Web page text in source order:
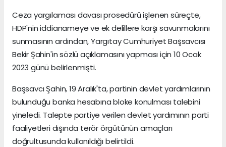
Ceza yargılaması davası prosedürü işlenen süreçte,
HDP'nin iddianameye ve ek delillere karşı savunmalarını
sunmasının ardından, Yargıtay Cumhuriyet Başsavcısı
Bekir Şahin'in sözlü açıklamasını yapması için 10 Ocak
2023 günü belirlenmişti.
Başsavcı Şahin, 19 Aralık'ta, partinin devlet yardımlarının
bulunduğu banka hesabına bloke konulması talebini
yineledi. Talepte partiye verilen devlet yardımının parti
faaliyetleri dışında terör örgütünün amaçları
doğrultusunda kullanıldığı belirtildi.